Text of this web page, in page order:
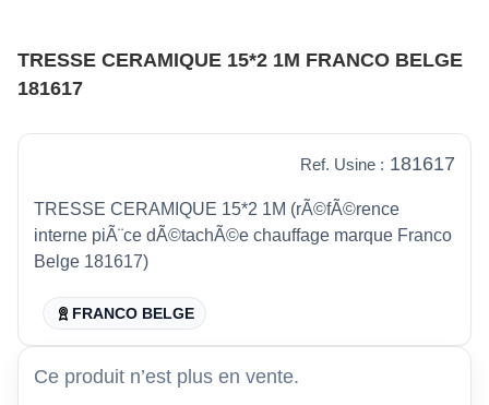
TRESSE CERAMIQUE 15*2 1M FRANCO BELGE
181617
Ref. Usine : 181617
TRESSE CERAMIQUE 15*2 1M (rÃ©fÃ©rence
interne piÃ¨ce dÃ©tachÃ©e chauffage marque Franco
Belge 181617)
FRANCO BELGE
Ce produit n’est plus en vente.